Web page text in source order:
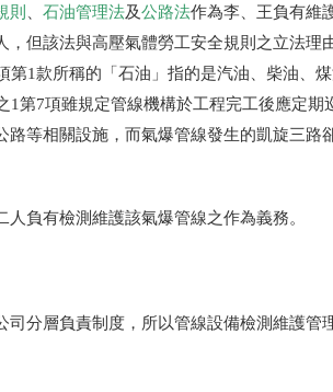
則 石油管理法及公路法作為李、王負有維
但該法與高壓氣體勞工安全規則之立法理
第1款所稱的「石油」指的是汽油、柴油、
1第7項雖規定管線機構於工程完工後應定期
等相關設施，而氣爆管線發生的凱旋三路
負有檢測維護該氣爆管線之作為義務。
分層負責制度，所以管線設備檢測維護管